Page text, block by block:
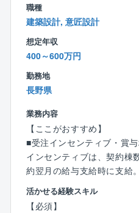
＜成長できる環境＞
同社のの新卒中途比率は新
オンボーディングに力を入
る環境を整えております。
＜キャリアに選択肢を＞
業、不動産売買仲介事業、
わたる事業を展開している
ャリアチェンジが可能のた
すことができ、長く働ける
職種
建築設計, 意匠設計
想定年収
400～600万円
勤務地
長野県
業務内容
【ここがおすすめ】
■受注インセンティブ・賞与
インセンティブは、契約棟
約翌月の給与支給時に支給。
賞与は、半期（6か月）毎
応じて、年2回支給。
活かせる経験スキル
【必須】